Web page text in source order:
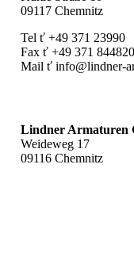
09117 Chemnitz
Tel ť +49 371 23990
Fax ť +49 371
Mail ť info@lindner-
Lindner Armaturen
Weideweg 17
09116 Chemnitz